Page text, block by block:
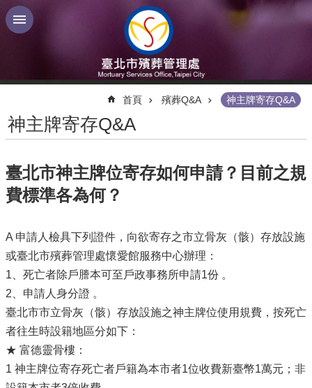
跳到主要內容區塊
首頁 殯葬Q&A 神主牌寄存Q&A
神主牌寄存Q&A
臺北市神主牌位寄存如何申請？目前之規
費標準各為何？
A 申請人檢具下列證件，向欲寄存之市立骨灰（骸）存放設施
或臺北市殯葬管理處懷愛館服務中心辦理：
1、死亡者除戶謄本可至戶政事務所申請1份 。
2、申請人身分證 。
臺北市市立骨灰（骸）存放設施之神主牌位使用規費，按死亡
者往生時設籍地區分如下：
★ 富德靈骨樓：
1 神主牌位寄存死亡者戶籍為本市者1位收費新臺幣1萬元；非